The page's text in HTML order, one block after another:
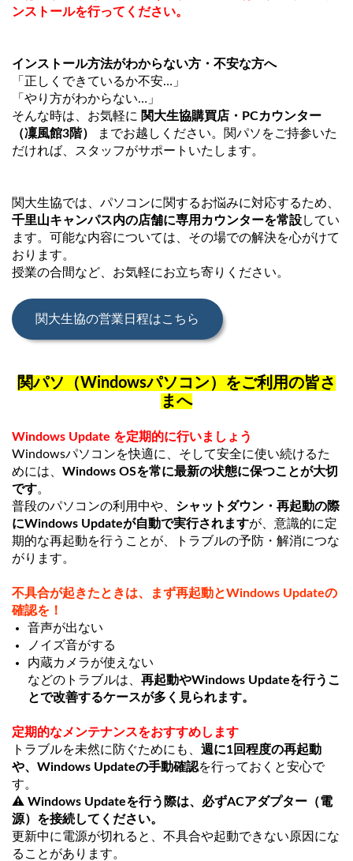
ンストールを行ってください。
インストール方法がわからない方・不安な方へ
「正しくできているか不安…」
「やり方がわからない…」
そんな時は、お気軽に 関大生協購買店・PCカウンター
（凜風館3階）
までお越しください。関パソをご持参いた
だければ、スタッフがサポートいたします。
関大生協では、パソコンに関するお悩みに対応するため、
千里山キャンパス内の店舗に専用カウンターを常設してい
ます。可能な内容については、その場での解決を心がけて
おります。
授業の合間など、お気軽にお立ち寄りください。
関大生協の営業日程はこちら
関パソ（Windowsパソコン）をご利用の皆さ
まへ
Windows Update を定期的に行いましょう
Windowsパソコンを快適に、そして安全に使い続けるた
めには、 Windows OSを常に最新の状態に保つことが大切
です。
普段のパソコンの利用中や、 シャットダウン・再起動の際
にWindows Updateが自動で実行されますが、意識的に定
期的な再起動を行うことが、トラブルの予防・解消につな
がります。
不具合が起きたときは、まず再起動とWindows Updateの
確認を！
音声が出ない
ノイズ音がする
内蔵カメラが使えない
などのトラブルは、 再起動やWindows Updateを行うこ
とで改善するケースが多く見られます。
定期的なメンテナンスをおすすめします
トラブルを未然に防ぐためにも、 週に1回程度の再起動
や、Windows Updateの手動確認を行っておくと安心で
す。
⚠ Windows Updateを行う際は、必ずACアダプター（電
源）を接続してください。
更新中に電源が切れると、不具合や起動できない原因にな
ることがあります。